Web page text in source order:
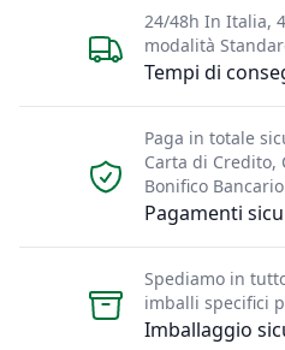
Tempi di
24/48h In Italia,
modalità
Pagamenti
Paga in totale
Carta di Credito,
Bonifico Bancario
Imballaggio
Spediamo in
imballi specifici